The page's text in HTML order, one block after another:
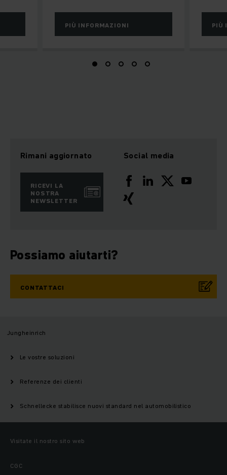
PIÙ INFORMAZIONI PIÙ
Rimani aggiornato
RICEVI LA
NOSTRA
NEWSLETTER
Social media
Possiamo aiutarti?
CONTATTACI
Jungheinrich
Le vostre soluzioni
Referenze dei clienti
Schnellecke stabilisce nuovi standard nel automobilistico
Visitate il nostro sito web
CGC